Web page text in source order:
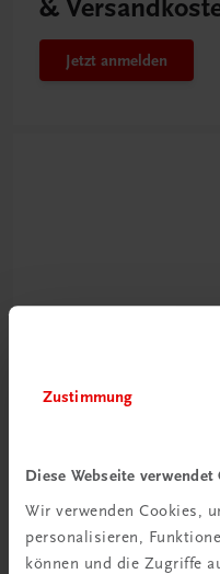
Zustimmung
Diese Webseite verwendet
Wir verwenden Cookies,
personalisieren,
können und die Zugriffe
&
Jetzt anmelden
Videos mit
Mehr dazu